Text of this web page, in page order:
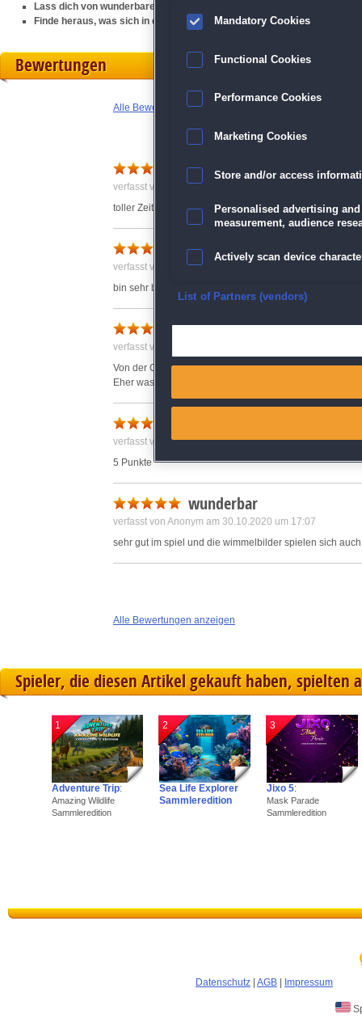
Lass dich von wunderbaren Grafiken in eine fremde Welt ziehen
Finde heraus, was sich in der Unterwelt verbirgt
Bewertungen
Alle Bewertungen anzeigen
Der letzte Zauber
verfasst von Anonym am 23.10.2020 um 19:32
toller Zeitvertreib
Tolles Spiel
verfasst von Anonym am 26.10.2020 um 16:29
bin sehr begeistert
nicht so meins
verfasst von Claudia am 04.04.2021 um 16:12
Von der Grafik her ganz gut.
Eher was für Fantasy, was nicht so meins ist
verfasst von Anonym am 22.10.2020 um 22:40
5 Punkte
wunderbar
verfasst von Anonym am 30.10.2020 um 17:07
sehr gut im spiel und die wimmelbilder spielen sich
Alle Bewertungen anzeigen
Spieler, die diesen Artikel gekauft haben, spielten
1
Adventure Trip:
Amazing Wildlife
Sammleredition
2
Sea Life Explorer
Sammleredition
3
Jixo 5:
Mask Parade
Sammleredition
Datenschutz AGB Impressum
Mandatory Cookies
Functional Cookies
Performance Cookies
Marketing Cookies
Store and/or access
Personalised advertising
measurement, audience
Actively scan device
Ensure security, prevent
List of Partners (vendors)